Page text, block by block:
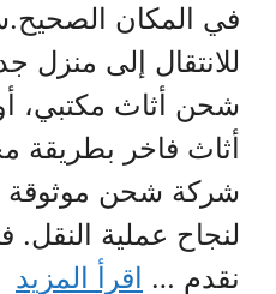
في المكان
للانتقال إلى منزل
شحن أثاث مكتبي،
أثاث فاخر بطريقة
شركة شحن موثوقة
لنجاح عملية النقل.
نقدم … اقرأ المزيد